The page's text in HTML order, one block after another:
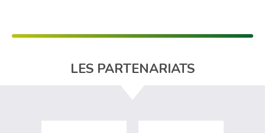
LES PARTENARIATS